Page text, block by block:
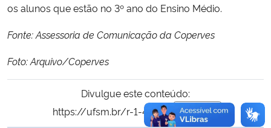
os alunos que estão no 3º ano do Ensino Médio.
Fonte: Assessoria de Comunicação da Coperves
Foto: Arquivo/Coperves
Divulgue este conteúdo:
https://ufsm.br/r-1-44608
Copiar
para área de